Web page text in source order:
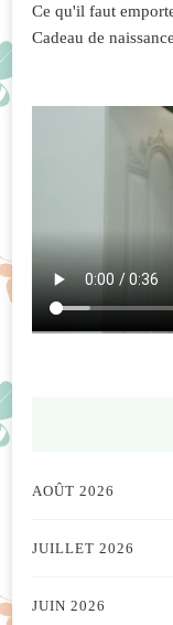
Ce qu'il faut
Cadeau de
AOÛT 2026
JUILLET 2026
JUIN 2026